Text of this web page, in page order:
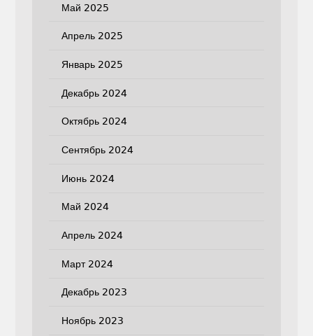
Май 2025
Апрель 2025
Январь 2025
Декабрь 2024
Октябрь 2024
Сентябрь 2024
Июнь 2024
Май 2024
Апрель 2024
Март 2024
Декабрь 2023
Ноябрь 2023